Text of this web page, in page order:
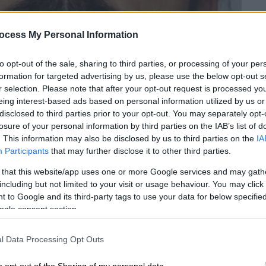
My Personal Information
opt-out of the sale, sharing to third parties, or processing of your
for targeted advertising by us, please use the below opt-out
selection. Please note that after your opt-out request is processed
interest-based ads based on personal information utilized by us
to third parties prior to your opt-out. You may separately
of your personal information by third parties on the IAB’s list of
This information may also be disclosed by us to third parties on the
Participants that may further disclose it to other third parties.
that this website/app uses one or more Google services and may
but not limited to your visit or usage behaviour. You may
to Google and its third-party tags to use your data for below
consent section.
Data Processing Opt Outs
το ΕΘΝΟΣ στη Google
συστηματικού βιασμούανήλικης στο
ο οποίος καταδικάστηκε σε23 χρόνια
παράνομο «γάμο» βάσει ισλαμικού
15 ετών. Παρόντες φέρονται να ήταν